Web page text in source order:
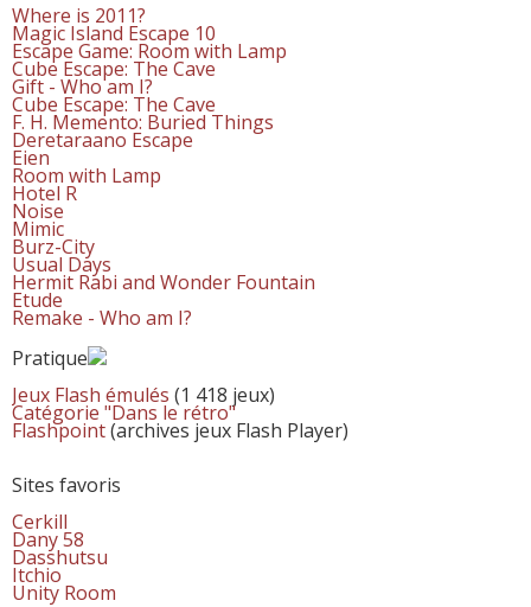
Where is 2011?
Magic Island Escape 10
Escape Game: Room with Lamp
Cube Escape: The Cave
Gift - Who am I?
Cube Escape: The Cave
F. H. Memento: Buried Things
Deretaraano Escape
Eien
Room with Lamp
Hotel R
Noise
Mimic
Burz-City
Usual Days
Hermit Rabi and Wonder Fountain
Etude
Remake - Who am I?
Pratique
Jeux Flash émulés (1 418 jeux)
Catégorie "Dans le rétro"
Flashpoint(archives jeux Flash Player)
Sites favoris
Cerkill
Dany 58
Dasshutsu
Itchio
Unity Room